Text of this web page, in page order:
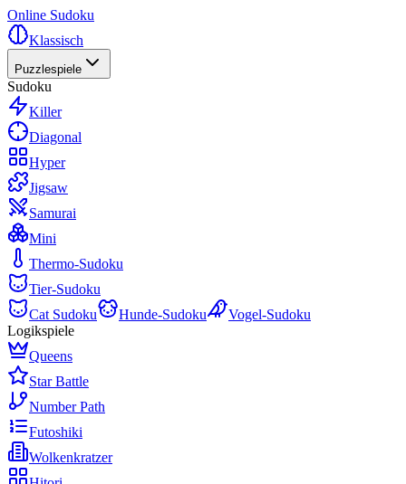
Online Sudoku
Klassisch
Puzzlespiele
Sudoku
Killer
Diagonal
Hyper
Jigsaw
Samurai
Mini
Thermo-Sudoku
Tier-Sudoku
Cat Sudoku
Hunde-Sudoku
Vogel-Sudoku
Logikspiele
Queens
Star Battle
Number Path
Futoshiki
Wolkenkratzer